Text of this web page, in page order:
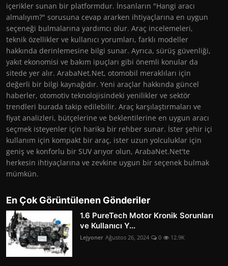
içerikler sunan bir platformdur. İnsanların "Hangi aracı
almalıyım?" sorusuna cevap ararken ihtiyaçlarına en uygun
seçeneği bulmalarına yardımcı olur. Araç incelemeleri,
teknik özellikler ve kullanıcı yorumları, farklı modeller
hakkında derinlemesine bilgi sunar. Ayrıca, sürüş güvenliği,
yakıt ekonomisi ve bakım ipuçları gibi önemli konular da
sitede yer alır. ArabaNet.Net, otomobil meraklıları için
değerli bir bilgi kaynağıdır. Yeni araçlar hakkında güncel
haberler, otomotiv teknolojisindeki yenilikler ve sektör
trendleri burada takip edilebilir. Araç karşılaştırmaları ve
fiyat analizleri, bütçelerine ve beklentilerine en uygun aracı
seçmek isteyenler için harika bir rehber sunar. İster şehir içi
kullanım için kompakt bir araç, ister uzun yolculuklar için
geniş ve konforlu bir SUV arıyor olun, ArabaNet.Net'te
herkesin ihtiyaçlarına ve zevkine uygun bir seçenek bulmak
mümkün.
En Çok Görüntülenen Gönderiler
1.6 PureTech Motor Kronik Sorunları
ve Kullanıcı Y...
Lejyoner Ağustos 26, 2024 0 12.9K